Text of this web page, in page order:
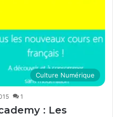
Culture Numérique
1
: Les